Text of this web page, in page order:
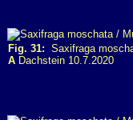
Fig. 31: Saxifraga
A Dachstein 10.7.2020